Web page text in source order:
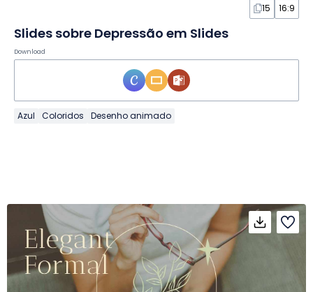
15 16:9
Slides sobre Depressão em Slides
Download
Azul Coloridos Desenho animado